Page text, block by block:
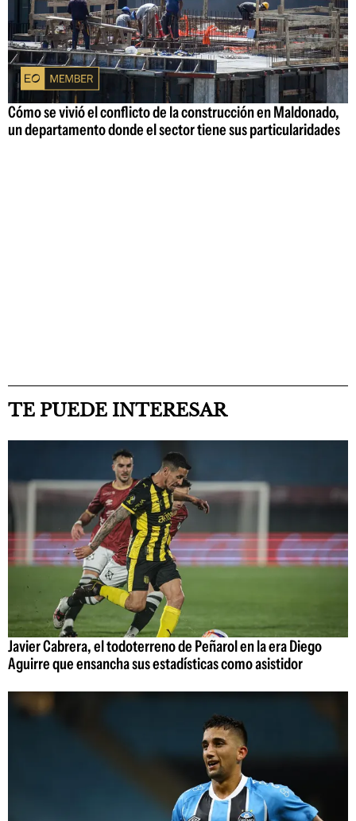
Cómo se vivió el conflicto de la construcción en Maldonado,
un departamento donde el sector tiene sus particularidades
TE PUEDE INTERESAR
Javier Cabrera, el todoterreno de Peñarol en la era Diego
Aguirre que ensancha sus estadísticas como asistidor